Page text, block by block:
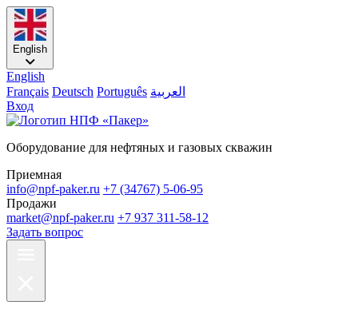
English
English
Français Deutsch Português العربية
Вход
Оборудование для нефтяных и газовых скважин
Приемная
info@npf-paker.ru +7 (34767) 5-06-95
Продажи
market@npf-paker.ru +7 937 311-58-12
Задать вопрос